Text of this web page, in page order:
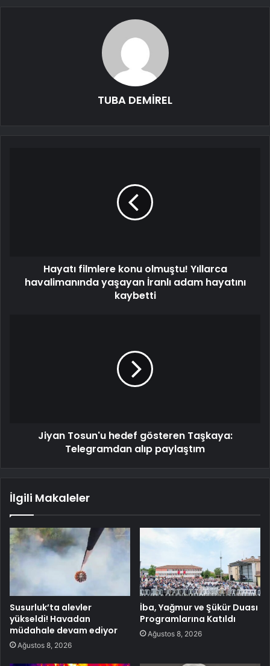
TUBA DEMİREL
Hayatı filmlere konu olmuştu! Yıllarca
havalimanında yaşayan İranlı adam hayatını
kaybetti
Jiyan Tosun'u hedef gösteren Taşkaya:
Telegramdan alıp paylaştım
İlgili Makaleler
Susurluk’ta alevler
yükseldi! Havadan
müdahale devam ediyor
Ağustos 8, 2026
İba, Yağmur ve Şükür Duası
Programlarına Katıldı
Ağustos 8, 2026